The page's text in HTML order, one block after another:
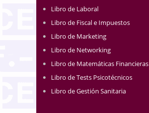
Libro de Laboral
Libro de Fiscal e Impuestos
Libro de Marketing
Libro de Networking
Libro de Matemáticas Financieras
Libro de Tests Psicotécnicos
Libro de Gestión Sanitaria